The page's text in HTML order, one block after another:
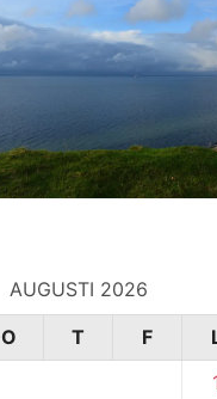
AUGUSTI 2026
O T F